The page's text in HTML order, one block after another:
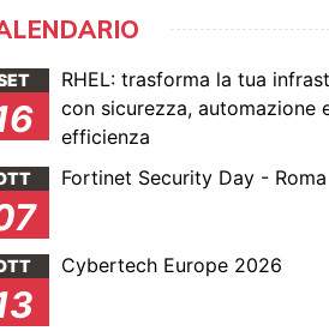
RHEL: trasforma la tua
con sicurezza, automazione
efficienza
Fortinet Security Day - Roma
Cybertech Europe 2026